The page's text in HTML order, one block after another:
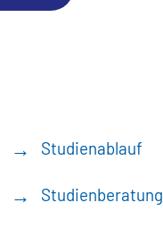
Studienablauf
Studienberatung